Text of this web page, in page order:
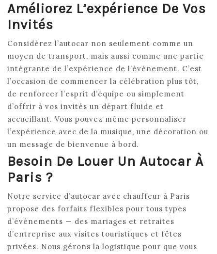
Améliorez L’expérience De Vos
Invités
Considérez l’autocar non seulement comme un
moyen de transport, mais aussi comme une partie
intégrante de l’expérience de l’événement. C’est
l’occasion de commencer la célébration plus tôt,
de renforcer l’esprit d’équipe ou simplement
d’offrir à vos invités un départ fluide et
accueillant. Vous pouvez même personnaliser
l’expérience avec de la musique, une décoration ou
un message de bienvenue à bord.
Besoin De Louer Un Autocar À
Paris ?
Notre service d’autocar avec chauffeur à Paris
propose des forfaits flexibles pour tous types
d’événements — des mariages et retraites
d’entreprise aux visites touristiques et fêtes
privées. Nous gérons la logistique pour que vous